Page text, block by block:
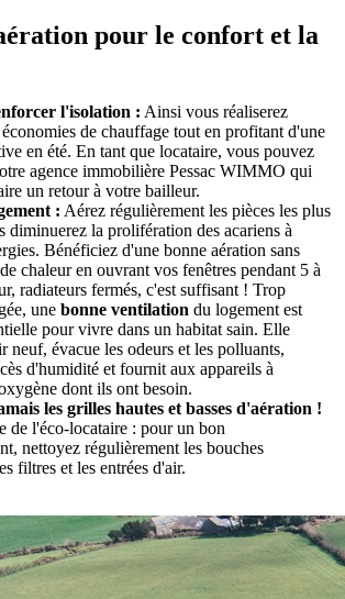
pour le confort et la
l'isolation : Ainsi vous réaliserez
de chauffage tout en profitant d'une
en été. En tant que locataire, vous pouvez
agence immobilière Pessac WIMMO qui
un retour à votre bailleur.
: Aérez régulièrement les pièces les plus
diminuerez la prolifération des acariens à
Bénéficiez d'une bonne aération sans
chaleur en ouvrant vos fenêtres pendant 5 à
radiateurs fermés, c'est suffisant ! Trop
une bonne ventilation du logement est
pour vivre dans un habitat sain. Elle
neuf, évacue les odeurs et les polluants,
d'humidité et fournit aux appareils à
dont ils ont besoin.
les grilles hautes et basses d'aération !
de l'éco-locataire : pour un bon
nettoyez régulièrement les bouches
filtres et les entrées d'air.